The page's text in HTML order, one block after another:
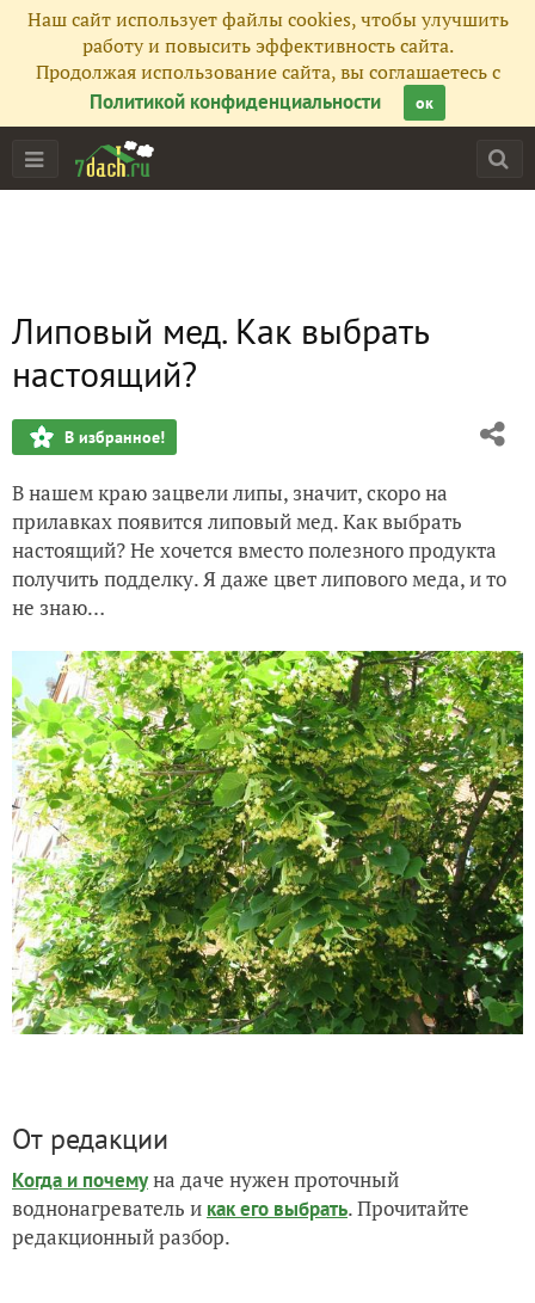
Наш сайт использует файлы cookies, чтобы улучшить
работу и повысить эффективность сайта.
Продолжая использование сайта, вы соглашаетесь с
Политикой конфиденциальности
ок
Липовый мед. Как выбрать
настоящий?
В избранное!
В нашем краю зацвели липы, значит, скоро на
прилавках появится липовый мед. Как выбрать
настоящий? Не хочется вместо полезного продукта
получить подделку. Я даже цвет липового меда, и то
не знаю…
От редакции
Когда и почемуна даче нужен проточный
воднонагреватель и как его выбрать. Прочитайте
редакционный разбор.